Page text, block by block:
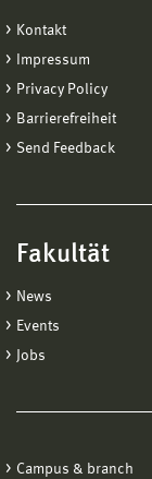
Kontakt
Impressum
Privacy Policy
Barrierefreiheit
Send Feedback
Fakultät
News
Events
Jobs
Campus & branch